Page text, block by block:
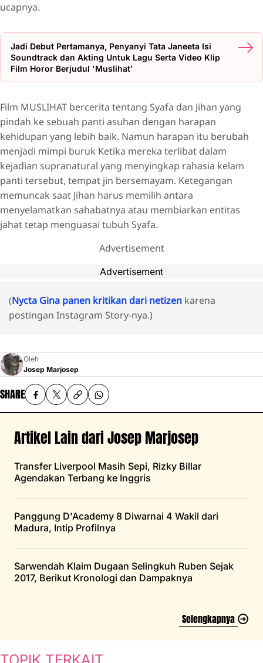
ucapnya.
Jadi Debut Pertamanya, Penyanyi Tata Janeeta Isi
Soundtrack dan Akting Untuk Lagu Serta Video Klip
Film Horor Berjudul 'Muslihat'
Film MUSLIHAT bercerita tentang Syafa dan Jihan yang
pindah ke sebuah panti asuhan dengan harapan
kehidupan yang lebih baik. Namun harapan itu berubah
menjadi mimpi buruk Ketika mereka terlibat dalam
kejadian supranatural yang menyingkap rahasia kelam
panti tersebut, tempat jin bersemayam. Ketegangan
memuncak saat Jihan harus memilih antara
menyelamatkan sahabatnya atau membiarkan entitas
jahat tetap menguasai tubuh Syafa.
Advertisement
Advertisement
(Nycta Gina panen kritikan dari netizen karena
postingan Instagram Story-nya.)
Oleh
Josep Marjosep
SHARE
Artikel Lain dari Josep Marjosep
Transfer Liverpool Masih Sepi, Rizky Billar
Agendakan Terbang ke Inggris
Panggung D'Academy 8 Diwarnai 4 Wakil dari
Madura, Intip Profilnya
Sarwendah Klaim Dugaan Selingkuh Ruben Sejak
2017, Berikut Kronologi dan Dampaknya
Selengkapnya